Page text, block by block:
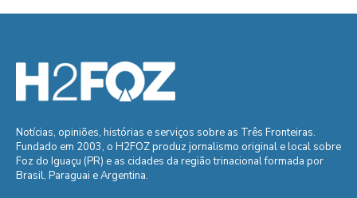
Notícias, opiniões, histórias e serviços sobre as Três Fronteiras.
Fundado em 2003, o H2FOZ produz jornalismo original e local sobre
Foz do Iguaçu (PR) e as cidades da região trinacional formada por
Brasil, Paraguai e Argentina.